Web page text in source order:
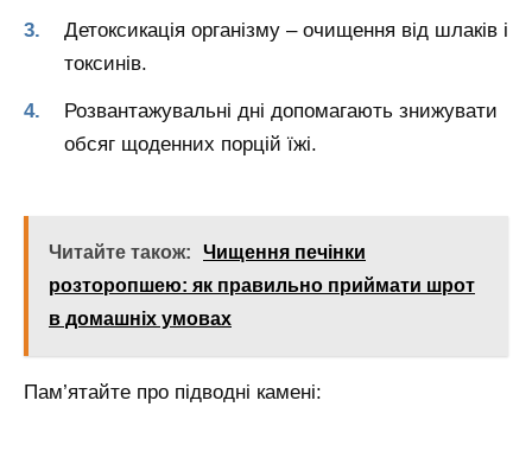
Детоксикація організму – очищення від шлаків і
токсинів.
Розвантажувальні дні допомагають знижувати
обсяг щоденних порцій їжі.
Читайте також:
Чищення печінки
розторопшею: як правильно приймати шрот
в домашніх умовах
Пам’ятайте про підводні камені: